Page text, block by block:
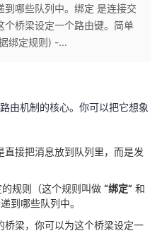
到哪些队列中。绑定 是连接交
个桥梁设定一个路由键。简单
绑定规则) -...
由机制的核心。你可以把它想象
直接把消息放到队列里，而是发
规则（这个规则叫做 “绑定” 和
到哪些队列中。
桥梁，你可以为这个桥梁设定一